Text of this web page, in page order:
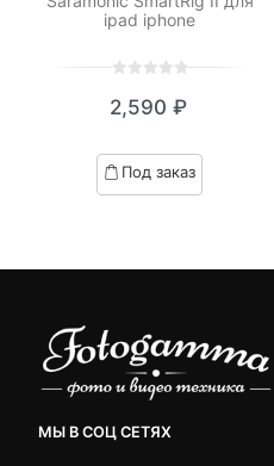
ipad iphone
out
based
on
2,590 ₽
Под заказ
МЫ В СОЦ СЕТЯХ